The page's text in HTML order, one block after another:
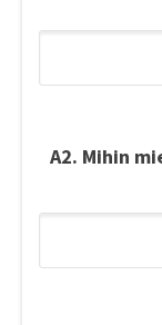
A2. Mihin